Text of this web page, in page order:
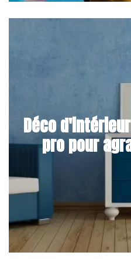
Déco
pro pour